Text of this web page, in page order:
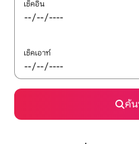
เช็คอิน
เช็คเอาท์
ค้